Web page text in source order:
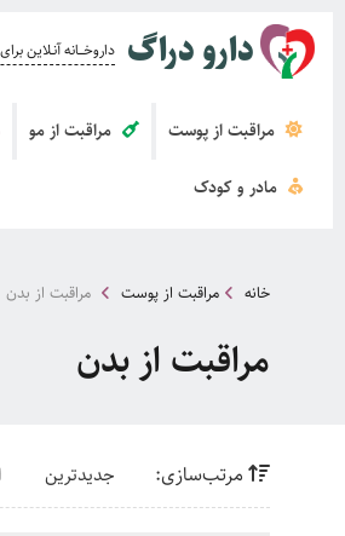
دارو دراگ داروخــــانه آنــلاین
مراقبت از پوست مراقبت از مو
مادر و کودک
خانه مراقبت از پوست مراقبت از بدن
مراقبت از بدن
مرتب‌سازی: جدیدترین